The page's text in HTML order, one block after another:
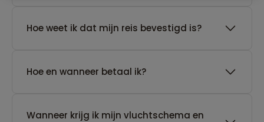
Hoe weet ik dat mijn reis bevestigd is?
Hoe en wanneer betaal ik?
Wanneer krijg ik mijn vluchtschema en